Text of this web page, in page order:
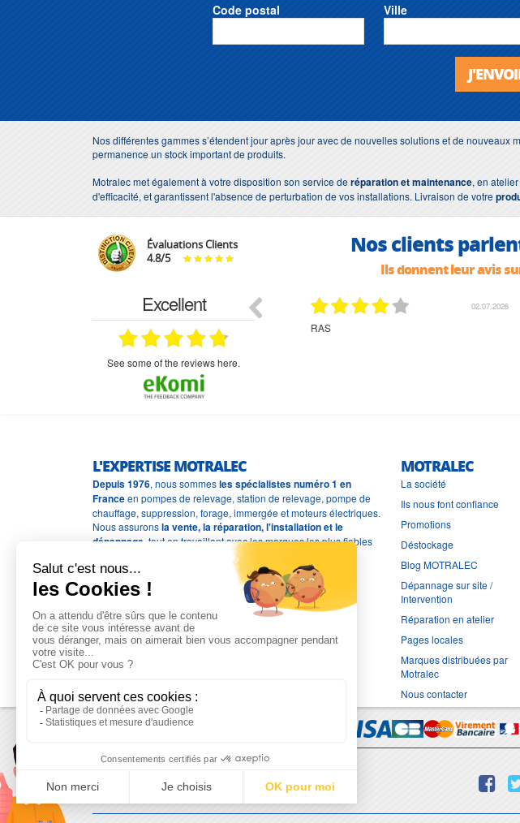
Code postal Ville
Nos différentes gammes s’étendent jour après jour avec de nouvelles solutions et de
permanence un stock important de produits.
Motralec met également à votre disposition son service deréparation et maintenance, en
d'efficacité, et garantissent l'absence de perturbation de vos installations. Livraison de votre
Évaluations Clients
4.8/5 Nos clients
Ils donnent leur avis
Excellent
see some of the reviews here.
07.07.2026
bien rien a dire .what else
02.07.2026
RAS
L'EXPERTISE MOTRALEC
Depuis 1976, nous sommesles spécialistes numéro 1 en
Franceen pompes de relevage, station de relevage, pompe de
chauffage, suppression, forage, immergée et moteurs électriques.
Nous assuronsla vente, la réparation, l'installation et le
dépannage , tout en travaillant avec les marques les plus fiables
MOTRALEC
La société
Ils nous font confiance
Promotions
Déstockage
Blog MOTRALEC
Dépannage sur site /
Intervention
Réparation en atelier
Pages locales
Marques distribuées par
Motralec
Nous contacter